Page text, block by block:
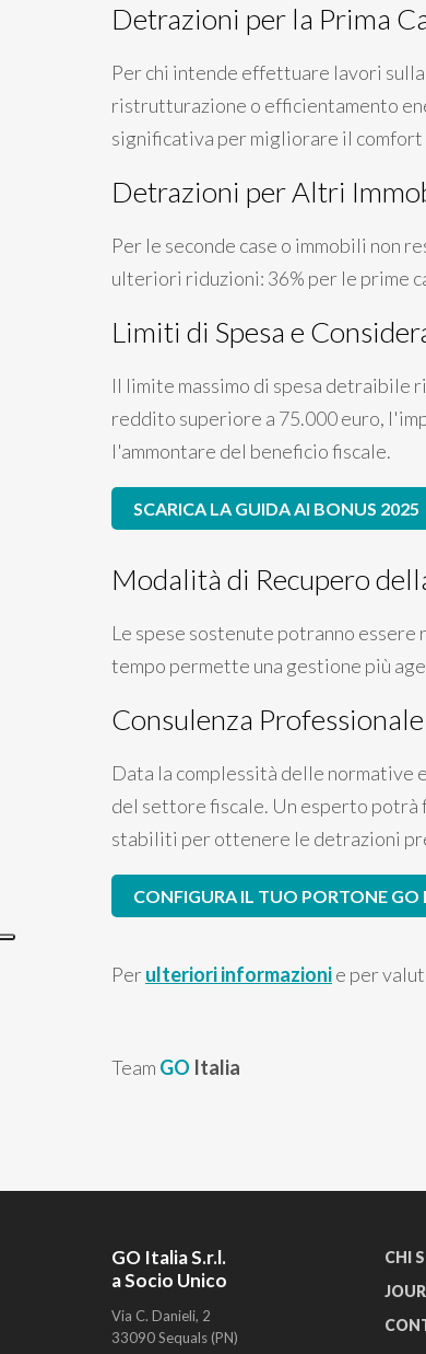
Detrazioni per la Prima
Per chi intende effettuare lavori
ristrutturazione o efficientamento
significativa per migliorare il
Detrazioni per Altri
Per le seconde case o immobili non
ulteriori riduzioni: 36% per le prime
Limiti di Spesa e
Il limite massimo di spesa detraibile
reddito superiore a 75.000 euro,
l'ammontare del beneficio fiscale.
SCARICA LA GUIDA AI BONUS 2025
Modalità di Recupero
Le spese sostenute potranno
tempo permette una gestione più
Consulenza Professionale
Data la complessità delle
del settore fiscale. Un esperto
stabiliti per ottenere le detrazioni
CONFIGURA IL TUO PORTONE GO
Perulteriori informazionie per
Team GO Italia
GO Italia S.r.l.
a Socio Unico
Via C. Danieli, 2
33090 Sequals (PN)
CHI